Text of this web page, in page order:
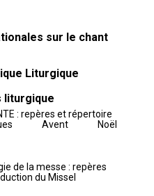
sur le chant
Liturgique
liturgique
: repères et répertoire
Avent Noël
de la messe : repères
du Missel